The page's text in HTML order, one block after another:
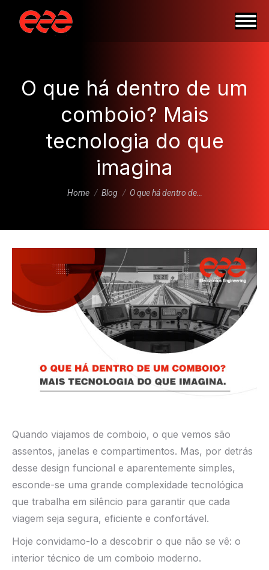
O que há dentro de um
comboio? Mais
tecnologia do que
imagina
You are here:
Home Blog O que há dentro de…
Quando viajamos de comboio, o que vemos são
assentos, janelas e compartimentos. Mas, por detrás
desse design funcional e aparentemente simples,
esconde-se uma grande complexidade tecnológica
que trabalha em silêncio para garantir que cada
viagem seja segura, eficiente e confortável.
Hoje convidamo-lo a descobrir o que não se vê: o
interior técnico de um comboio moderno.